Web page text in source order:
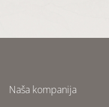
Naša kompanija